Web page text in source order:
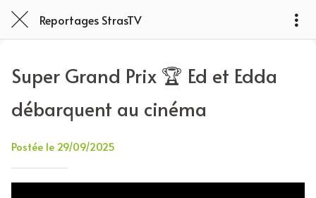
Reportages StrasTV
Super Grand Prix 🏆 Ed et Edda
débarquent au cinéma
Postée le 29/09/2025